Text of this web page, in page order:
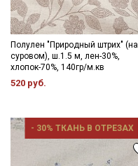
Полулен "Природный штрих" (на
суровом), ш.1.5 м, лен-30%,
хлопок-70%, 140гр/м.кв
520 руб.
- 30% ТКАНЬ В ОТРЕЗАХ